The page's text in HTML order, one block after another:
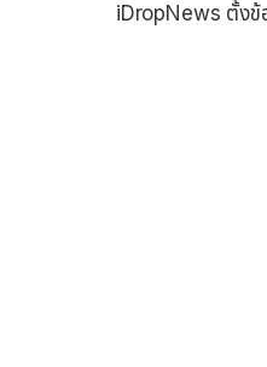
iDropNews ตั้งข้